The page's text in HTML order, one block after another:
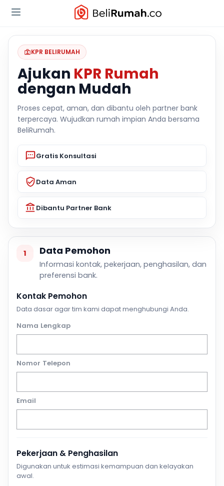
KPR BELIRUMAH
Ajukan KPR Rumah
dengan Mudah
Proses cepat, aman, dan dibantu oleh partner bank
terpercaya. Wujudkan rumah impian Anda bersama
BeliRumah.
Gratis Konsultasi
Data Aman
Dibantu Partner Bank
1 Data Pemohon
Informasi kontak, pekerjaan, penghasilan, dan
preferensi bank.
Kontak Pemohon
Data dasar agar tim kami dapat menghubungi Anda.
Nama Lengkap
Nomor Telepon
Email
Pekerjaan & Penghasilan
Digunakan untuk estimasi kemampuan dan kelayakan
awal.